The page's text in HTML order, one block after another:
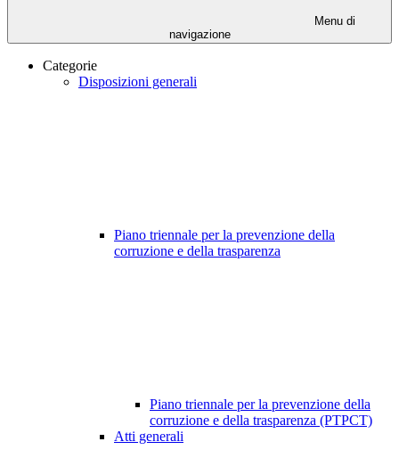
Menu di
navigazione
Categorie
Disposizioni generali
Piano triennale per la prevenzione della
corruzione e della trasparenza
Piano triennale per la prevenzione della
corruzione e della trasparenza (PTPCT)
Atti generali